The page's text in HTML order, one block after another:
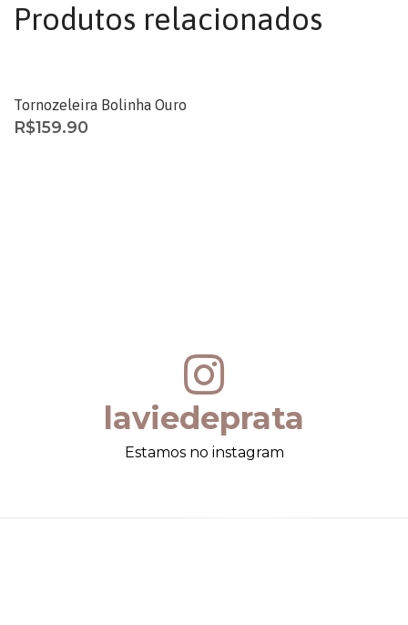
Produtos relacionados
Tornozeleira Bolinha Ouro
R$159.90
laviedeprata
Estamos no instagram